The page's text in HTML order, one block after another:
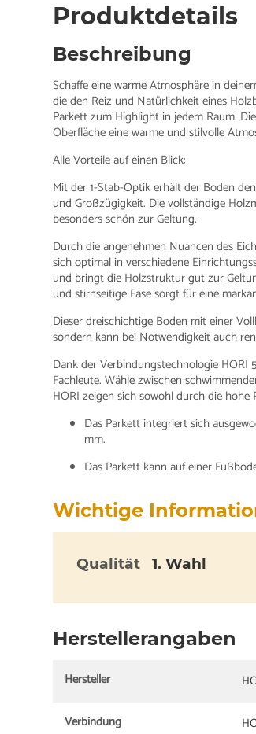
Produktdetails
Beschreibung
Schaffe eine warme Atmosphäre in
die den Reiz und Natürlichkeit eines
Parkett zum Highlight in jedem Raum.
Oberfläche eine warme und stilvolle
Alle Vorteile auf einen Blick:
Mit der 1-Stab-Optik erhält der Boden
und Großzügigkeit. Die vollständige
besonders schön zur Geltung.
Durch die angenehmen Nuancen des
sich optimal in verschiedene
und bringt die Holzstruktur gut zur
und stirnseitige Fase sorgt für eine
Dieser dreischichtige Boden mit einer
sondern kann bei Notwendigkeit auch
Dank der Verbindungstechnologie HORI
Fachleute. Wähle zwischen
HORI zeigen sich sowohl durch die
Das Parkett integriert sich
mm.
Das Parkett kann auf einer
Wichtige
Qualität 1. Wahl
Herstellerangaben
Hersteller
Verbindung